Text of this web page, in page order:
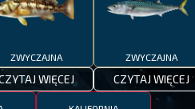
ZWYCZAJNA
WIĘCEJ
ZWYCZAJNA
CZYTAJ WIĘCEJ